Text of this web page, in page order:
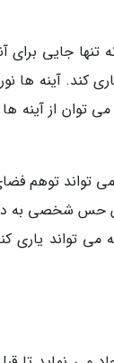
جایی برای
کند. آینه ها
توان از آینه
تواند توهم
حس شخصی
می تواند